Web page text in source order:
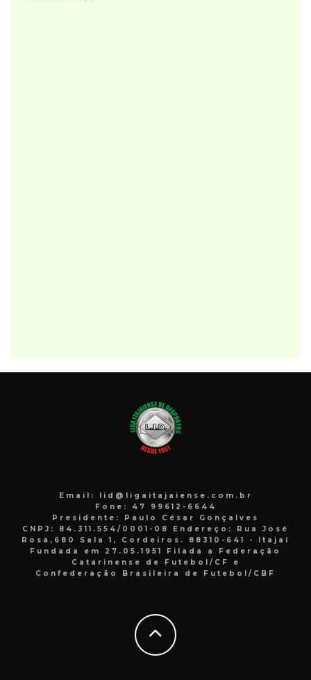
Email: lid@ligaitajaiense.com.br
Fone: 47 99612-6644
Presidente: Paulo César Gonçalves
CNPJ: 84.311.554/0001-08 Endereço: Rua José
Rosa,680 Sala 1, Cordeiros. 88310-641 - Itajaí
Fundada em 27.05.1951 Filada a Federação
Catarinense de Futebol/CF e
Confederação Brasileira de Futebol/CBF